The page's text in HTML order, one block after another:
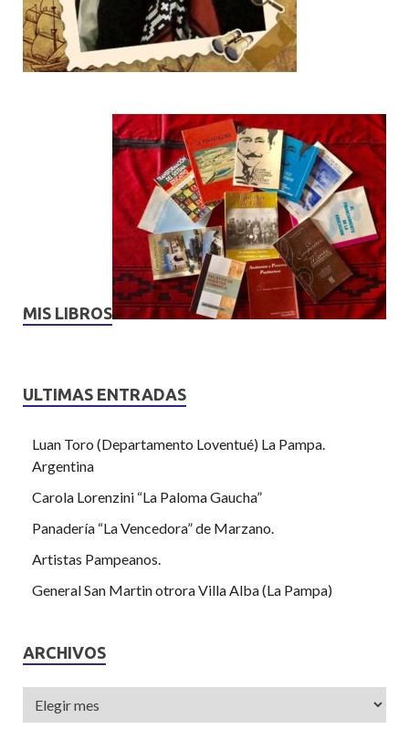
MIS LIBROS
ULTIMAS ENTRADAS
Luan Toro (Departamento Loventué) La Pampa.
Argentina
Carola Lorenzini “La Paloma Gaucha”
Panadería “La Vencedora” de Marzano.
Artistas Pampeanos.
General San Martin otrora Villa Alba (La Pampa)
ARCHIVOS